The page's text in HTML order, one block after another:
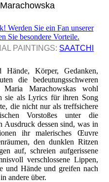
Werden Sie ein Fan unserer
Sie besondere Vorteile.
PAINTINGS: SAATCHI
Körper, Gedanken,
die bedeutungsschweren
Marachowskas wohl
sie als Lyrics für ihren Song
die nicht nur als treffsichere
Vorstoßes unter die
Ausdruck dessen sind, was in
ihr malerisches Œuvre
den dunklen Ritzen
auf, schreien aufgerissene
verschlossene Lippen,
und Hände und greifen nach
andere über.